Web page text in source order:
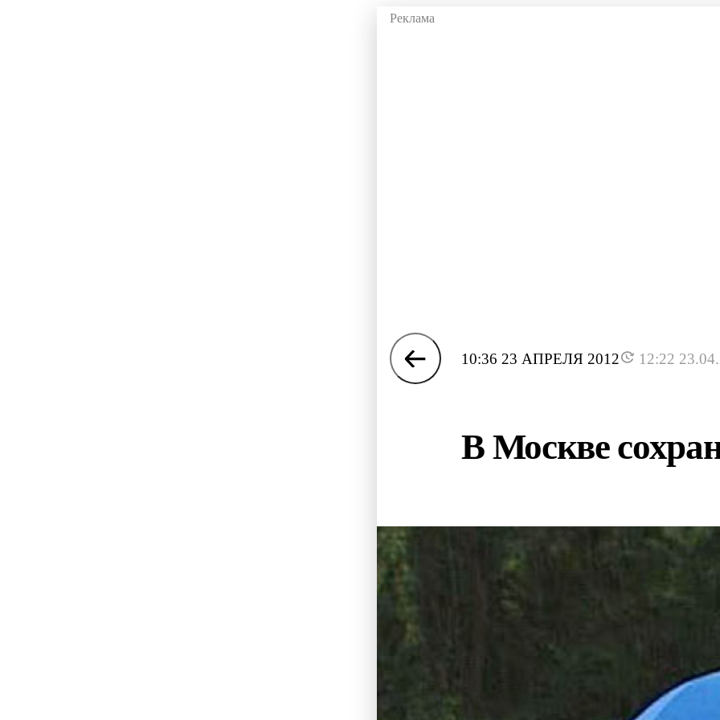
10:36 23 АПРЕЛЯ 2012 12:22
В Москве